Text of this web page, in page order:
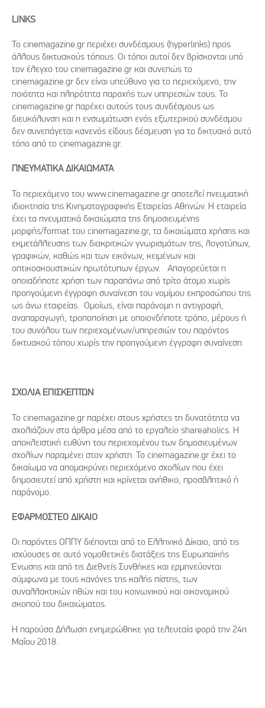
LINKS
Το cinemagazine.gr περιέχει συνδέσμους (hyperlinks) προς
άλλους δικτυακούς τόπους. Οι τόποι αυτοί δεν βρίσκονται υπό
τον έλεγχο του cinemagazine.gr και συνεπώς το
cinemagazine.gr δεν είναι υπεύθυνο για το περιεχόμενο, την
ποιότητα και πληρότητα παροχής των υπηρεσιών τους. Το
cinemagazine.gr παρέχει αυτούς τους συνδέσμους ως
διευκόλυνση και η ενσωμάτωση ενός εξωτερικού συνδέσμου
δεν συνεπάγεται κανενός είδους δέσμευση για το δικτυακό αυτό
τόπο από τo cinemagazine.gr.
ΠΝΕΥΜΑΤΙΚΑ ΔΙΚΑΙΩΜΑΤΑ
Το περιεχόμενο του www.cinemagazine.gr αποτελεί πνευματική
ιδιοκτησία της Κινηματογραφικής Εταιρείας Αθηνών. Η εταιρεία
έχει τα πνευματικά δικαιώματα της δημοσιευμένης
μορφής/format του cinemagazine.gr, τα δικαιώματα χρήσης και
εκμετάλλευσης των διακριτικών γνωρισμάτων της, λογοτύπων,
γραφικών, καθώς και των εικόνων, κειμένων και
οπτικοακουστικών πρωτότυπων έργων. Απαγορεύεται η
οποιαδήποτε χρήση των παραπάνω από τρίτο άτομο χωρίς
προηγούμενη έγγραφη συναίνεση του νομίμου εκπροσώπου της
ως άνω εταιρείας. Ομοίως, είναι παράνομη η αντιγραφή,
αναπαραγωγή, τροποποίηση με οποιονδήποτε τρόπο, μέρους ή
του συνόλου των περιεχομένων/υπηρεσιών του παρόντος
δικτυακού τόπου χωρίς την προηγούμενη έγγραφη συναίνεση
ΣΧΟΛΙΑ ΕΠΙΣΚΕΠΤΩΝ
Το cinemagazine.gr παρέχει στους χρήστες τη δυνατότητα να
σχολιάζουν στα άρθρα μέσα από το εργαλείο shareaholics. Η
αποκλειστική ευθύνη του περιεχομένου των δημοσιευμένων
σχολίων παραμένει στον χρήστη. Το cinemagazine.gr έχει το
δικαίωμα να απομακρύνει περιεχόμενο σχολίων που έχει
δημοσιευτεί από χρήστη και κρίνεται ανήθικο, προσβλητικό ή
παράνομο.
ΕΦΑΡΜΟΣΤΕΟ ΔΙΚΑΙΟ
Οι παρόντες ΟΠΠΥ διέπονται από το Ελληνικό Δίκαιο, από τις
ισχύουσες σε αυτό νομοθετικές διατάξεις της Ευρωπαϊκής
Ένωσης και από τις Διεθνείς Συνθήκες και ερμηνεύονται
σύμφωνα με τους κανόνες της καλής πίστης, των
συναλλακτικών ηθών και του κοινωνικού και οικονομικού
σκοπού του δικαιώματος.
Η παρούσα Δήλωση ενημερώθηκε για τελευταία φορά την 24η
Μαΐου 2018.